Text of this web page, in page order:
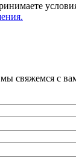
мы свяжемся с